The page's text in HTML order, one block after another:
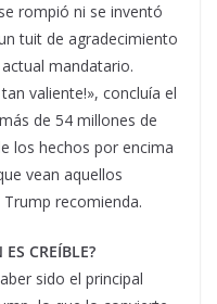
rompió ni se inventó
tuit de agradecimiento
mandatario.
valiente!», concluía el
de 54 millones de
los hechos por encima
vean aquellos
recomienda.
CREÍBLE?
sido el principal